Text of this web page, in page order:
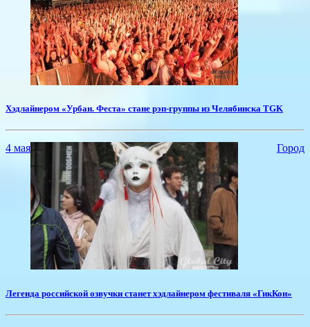
​Хэдлайнером «Урбан. Феста» стане рэп-группы из Челябинска TGK
4 мая Город
​Легенда российской озвучки станет хэдлайнером фестиваля «ГикКон»